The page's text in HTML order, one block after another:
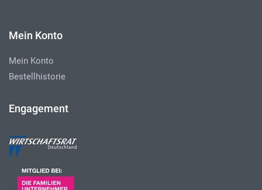
Mein Konto
Mein Konto
Bestellhistorie
Engagement